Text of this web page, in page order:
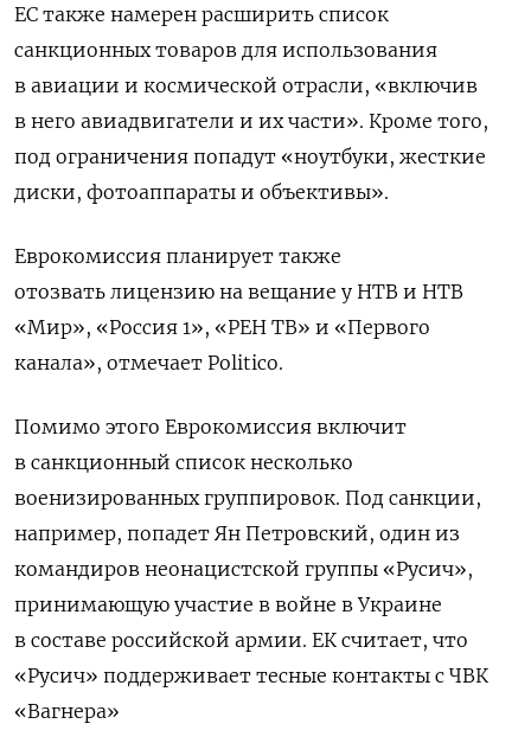
ЕС также намерен расширить список
санкционных товаров для использования
в авиации и космической отрасли, «включив
в него авиадвигатели и их части». Кроме того,
под ограничения попадут «ноутбуки, жесткие
диски, фотоаппараты и объективы».
Еврокомиссия планирует также
отозвать лицензию на вещание у НТВ и НТВ
«Мир», «Россия 1», «РЕН ТВ» и «Первого
канала», отмечает Politico.
Помимо этого Еврокомиссия включит
в санкционный список несколько
военизированных группировок. Под санкции,
например, попадет Ян Петровский, один из
командиров неонацистской группы «Русич»,
принимающую участие в войне в Украине
в составе российской армии. ЕК считает, что
«Русич» поддерживает тесные контакты с ЧВК
«Вагнера»